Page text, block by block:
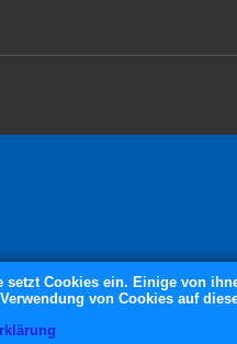
setzt Cookies ein. Einige von
von Cookies auf